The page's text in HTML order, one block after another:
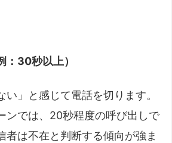
：30秒以上）
」と感じて電話を切ります。
ンでは、20秒程度の呼び出しで
者は不在と判断する傾向が強ま